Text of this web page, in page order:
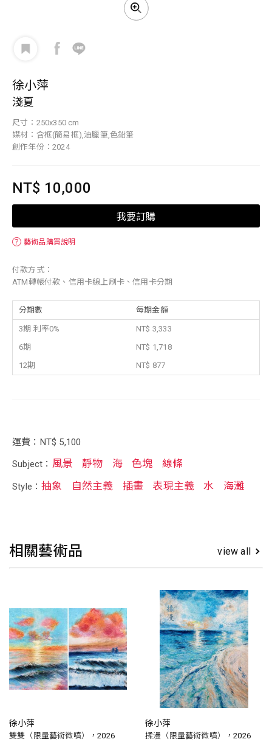
徐小萍
淺夏
尺寸：250x350 cm
媒材：含框(簡易框),油臘筆,色鉛筆
創作年份：2024
NT$ 10,000
我要訂購
？ 藝術品購買說明
付款方式：
ATM轉帳付款、信用卡線上刷卡、信用卡分期
分期數 每期金額
3期 利率0%
NT$ 3,333
6期
NT$ 1,718
12期
NT$ 877
運費：NT$ 5,100
Subject： 風景 靜物 海 色塊 線條
Style：抽象 自然主義 插畫 表現主義 水 海灘
相關藝術品 view all
徐小萍
雙雙（限量藝術微噴），2026
徐小萍
揉漫（限量藝術微噴），2026